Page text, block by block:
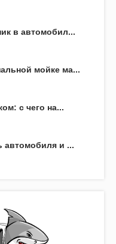
в автомобил...
мойке ма...
с чего на...
автомобиля и ...